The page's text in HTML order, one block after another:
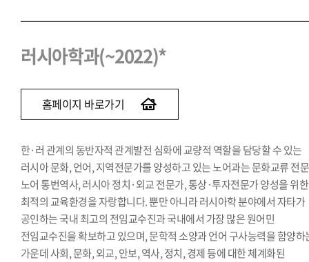
러시아학과(~2022)*
홈페이지 바로가기
한·러 관계의 동반자적 관계발전 심화에 교량적 역할을 담당할 수 있는
러시아 문화, 언어, 지역전문가를 양성하고 있는 노어과는 문화교류 전
노어 통번역사, 러시아 정치·외교 전문가, 통상·투자전문가 양성을 위한
최적의 교육환경을 자랑합니다. 뿐만 아니라 러시아학 분야에서 자타가
공인하는 국내 최고의 전임교수진과 국내에서 가장 많은 원어민
전임교수진을 확보하고 있으며, 문학적 소양과 언어 구사능력을 함양하
가운데 사회, 문화, 외교, 안보, 역사, 정치, 경제 등에 대한 체계화된